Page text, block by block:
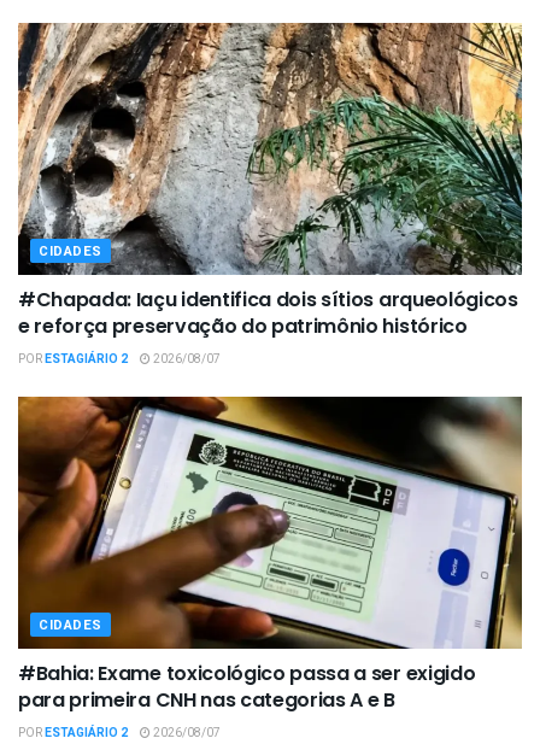
CIDADES
#Chapada: Iaçu identifica dois sítios arqueológicos
e reforça preservação do patrimônio histórico
PORESTAGIÁRIO 2 2026/08/07
CIDADES
#Bahia: Exame toxicológico passa a ser exigido
para primeira CNH nas categorias A e B
PORESTAGIÁRIO 2 2026/08/07